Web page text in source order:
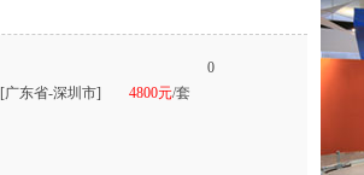
[广东省-深圳市] 4800元/套
0